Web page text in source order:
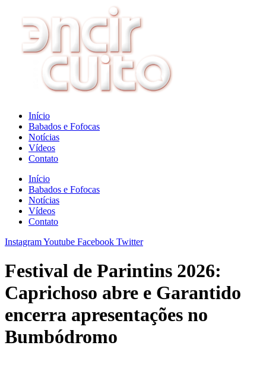
conteúdo
Início
Babados e Fofocas
Notícias
Vídeos
Contato
Início
Babados e Fofocas
Notícias
Vídeos
Contato
InstagramYoutube Facebook Twitter
Festival de Parintins 2026:
Caprichoso abre e Garantido
encerra apresentações no
Bumbódromo